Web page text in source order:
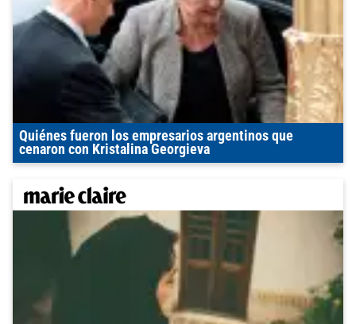
Quiénes fueron los empresarios argentinos que
cenaron con Kristalina Georgieva